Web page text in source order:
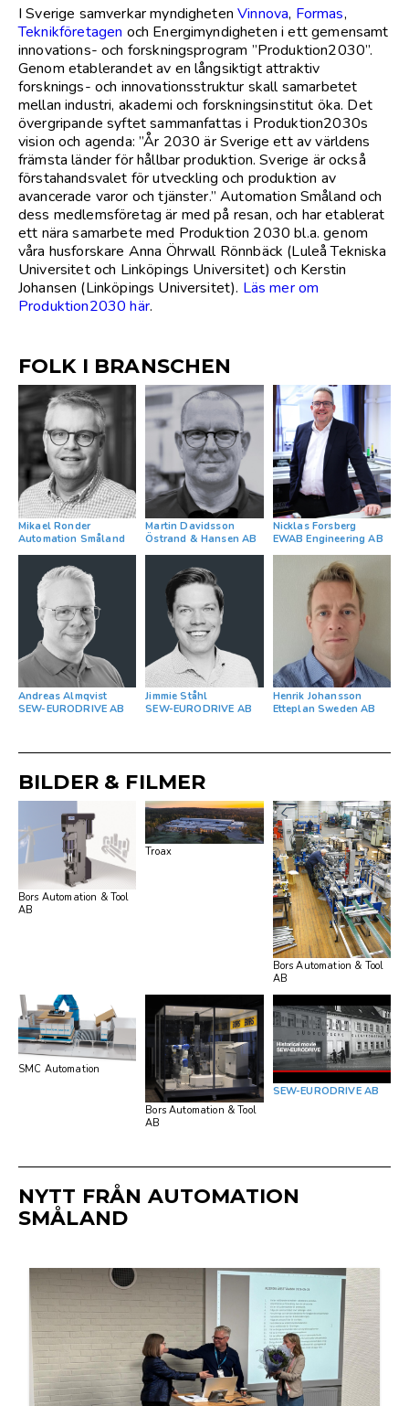
I Sverige samverkar myndighetenVinnova, Formas,
Teknikföretagen och Energimyndigheten i ett gemensamt
innovations- och forskningsprogram ”Produktion2030”.
Genom etablerandet av en långsiktigt attraktiv
forsknings- och innovationsstruktur skall samarbetet
mellan industri, akademi och forskningsinstitut öka. Det
övergripande syftet sammanfattas i Produktion2030s
vision och agenda: ”År 2030 är Sverige ett av världens
främsta länder för hållbar produktion. Sverige är också
förstahandsvalet för utveckling och produktion av
avancerade varor och tjänster.” Automation Småland och
dess medlemsföretag är med på resan, och har etablerat
ett nära samarbete med Produktion 2030 bl.a. genom
våra husforskare Anna Öhrwall Rönnbäck (Luleå Tekniska
Universitet och Linköpings Universitet) och Kerstin
Johansen (Linköpings Universitet). Läs mer om
Produktion2030 här.
FOLK I BRANSCHEN
Mikael Ronder
Automation Småland
Martin Davidsson
Östrand & Hansen AB
Nicklas Forsberg
EWAB Engineering AB
Andreas Almqvist
SEW-EURODRIVE AB
Jimmie Ståhl
SEW-EURODRIVE AB
Henrik Johansson
Etteplan Sweden AB
BILDER & FILMER
Bors Automation & Tool
AB
Troax
Bors Automation & Tool
AB
SMC Automation
Bors Automation & Tool
AB
SEW-EURODRIVE AB
NYTT FRÅN AUTOMATION
SMÅLAND